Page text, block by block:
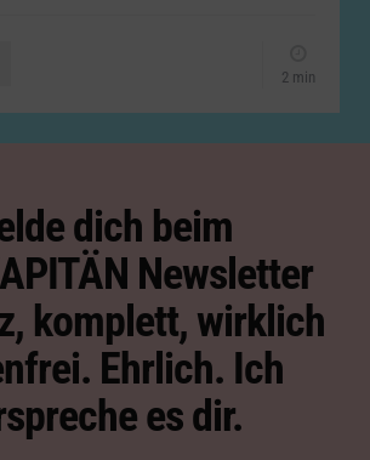
2 min
dich beim
Newsletter
komplett, wirklich
Ehrlich. Ich
es dir.